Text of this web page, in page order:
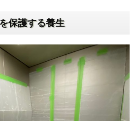
保護する養生